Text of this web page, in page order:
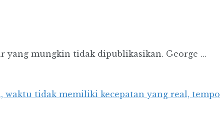
yang mungkin tidak dipublikasikan. George ...